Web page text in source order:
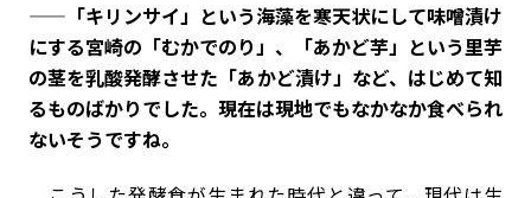
——「キリンサイ」という海藻を寒天状にして味噌漬け
にする宮崎の「むかでのり」、「あかど芋」という里芋
の茎を乳酸発酵させた「あかど漬け」など、はじめて知
るものばかりでした。現在は現地でもなかなか食べられ
ないそうですね。